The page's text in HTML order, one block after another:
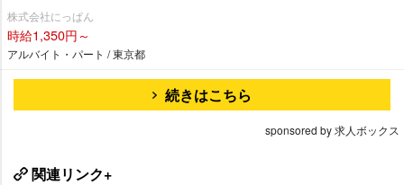
株式会社にっぱん
時給1,350円～
アルバイト・パート / 東京都
続きはこちら
sponsored by 求人ボックス
関連リンク+